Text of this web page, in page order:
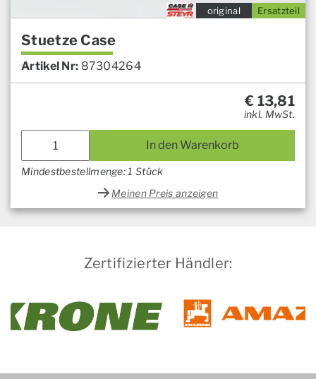
Ersatzteil
original
Stuetze Case
Artikel Nr: 87304264
€ 13,81
inkl. MwSt.
In den Warenkorb
Mindestbestellmenge: 1 Stück
Meinen Preis anzeigen
Zertifizierter Händler: